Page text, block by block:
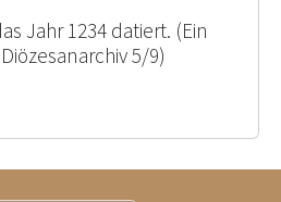
Jahr 1234 datiert. (Ein
5/9)